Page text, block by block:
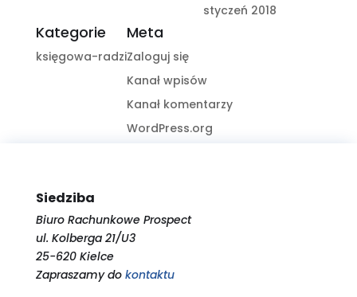
styczeń 2018
Kategorie
księgowa-radzi
Meta
Zaloguj się
Kanał wpisów
Kanał komentarzy
WordPress.org
Siedziba
Biuro Rachunkowe Prospect
ul. Kolberga 21/U3
25-620 Kielce
Zapraszamy do kontaktu